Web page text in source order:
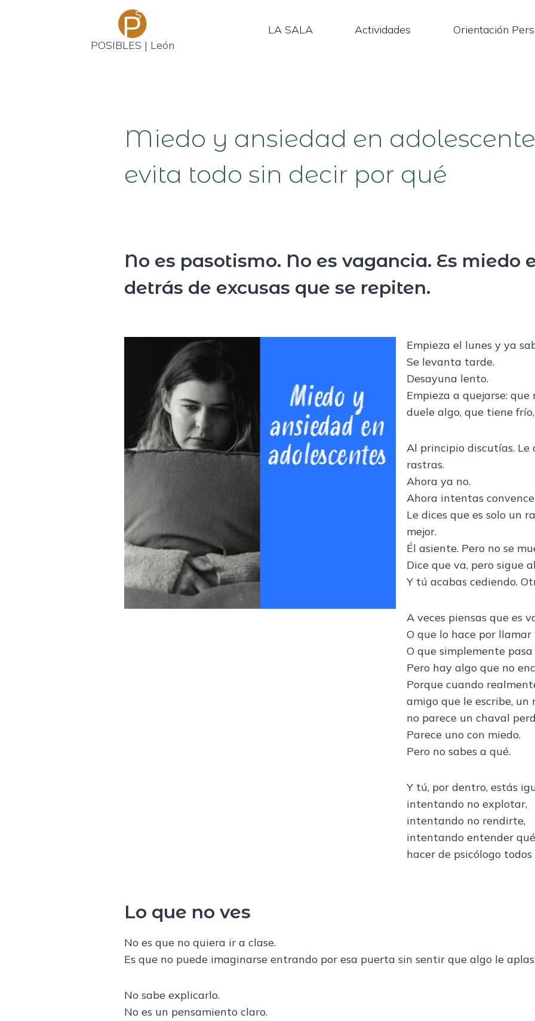
POSIBLES | León
LA SALA Actividades Orientación
Miedo y ansiedad en
evita todo sin decir por qué
No es pasotismo. No es vagancia. Es miedo
detrás de excusas que se repiten.
Empieza el lunes y ya
Se levanta tarde.
Desayuna lento.
Empieza a quejarse:
duele algo, que tiene
Al principio discutías. Le
rastras.
Ahora ya no.
Ahora intentas
Le dices que es solo un
mejor.
Él asiente. Pero no se
Dice que va, pero sigue
Y tú acabas cediendo.
A veces piensas que es
O que lo hace por
O que simplemente
Pero hay algo que no
Porque cuando
amigo que le escribe,
no parece un chaval
Parece uno con miedo.
Pero no sabes a qué.
Y tú, por dentro, estás
intentando no explotar,
intentando no rendirte,
intentando entender
hacer de psicólogo todos
Lo que no ves
No es que no quiera ir a clase.
Es que no puede imaginarse entrando por esa puerta sin sentir que algo le
No sabe explicarlo.
No es un pensamiento claro.